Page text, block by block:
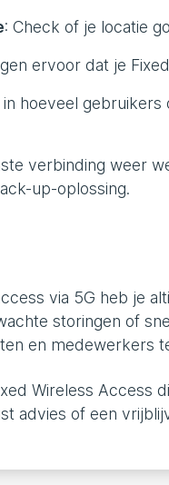
: Check of je locatie
ervoor dat je
in hoeveel
verbinding weer
up-oplossing.
via 5G heb je
storingen of
en medewerkers
Wireless Access
advies of een